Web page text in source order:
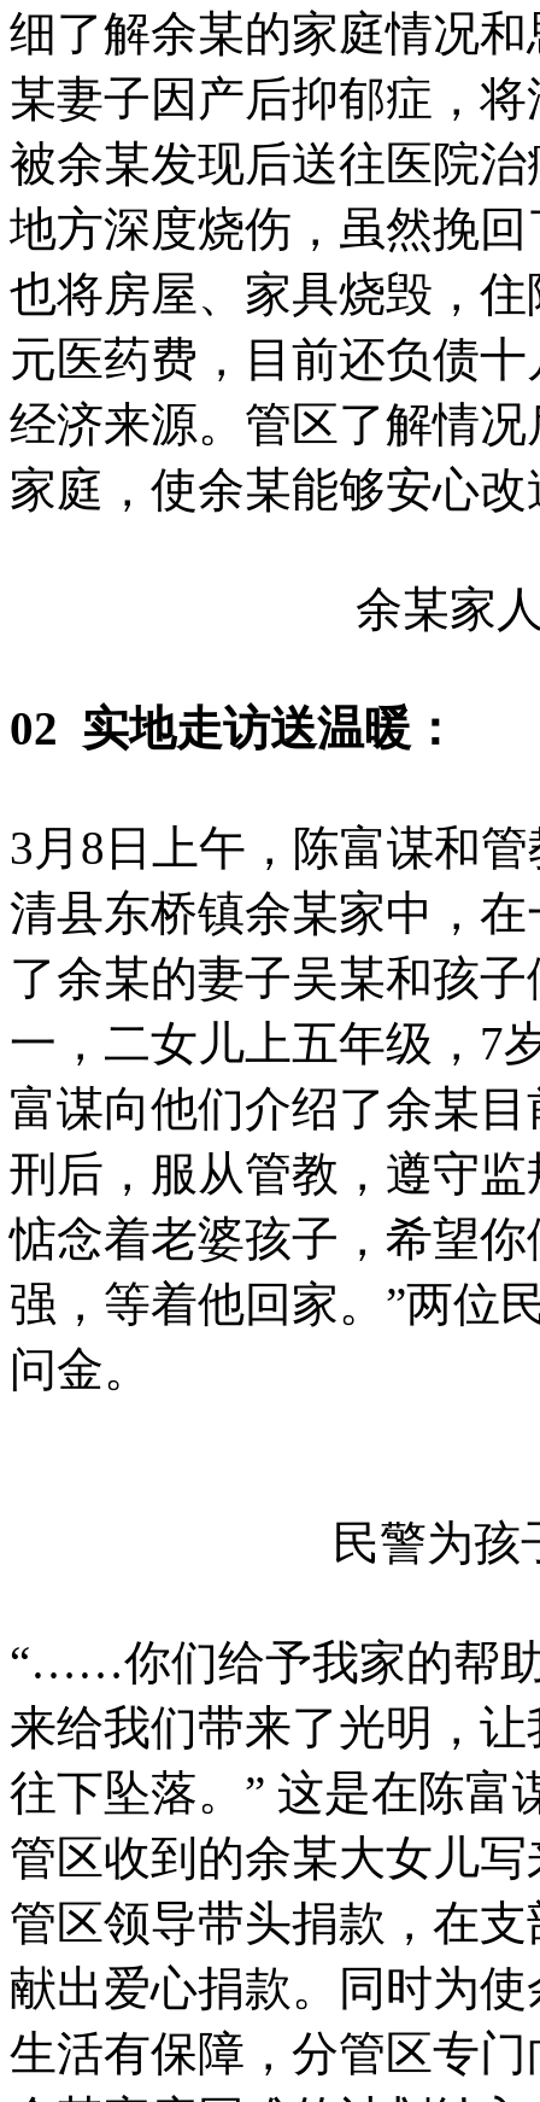
细了解余某的家庭情况
某妻子因产后抑郁症，
被余某发现后送往医院
地方深度烧伤，虽然挽
也将房屋、家具烧毁，
元医药费，目前还负债
经济来源。管区了解情
家庭，使余某能够安心改
余某家
02 实地走访送温暖：
3月8日上午，陈富谋和
清县东桥镇余某家中，
了余某的妻子吴某和孩
一，二女儿上五年级，7
富谋向他们介绍了余某
刑后，服从管教，遵守
惦念着老婆孩子，希望
强，等着他回家。”两位
问金。
民警为孩
“……你们给予我家的帮
来给我们带来了光明，
往下坠落。” 这是在陈富
管区收到的余某大女儿
管区领导带头捐款，在
献出爱心捐款。同时为
生活有保障，分管区专